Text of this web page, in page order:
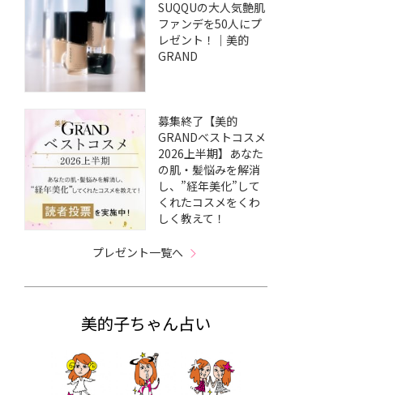
SUQQUの大人気艶肌
ファンデを50人にプ
レゼント！｜美的
GRAND
募集終了【美的
GRANDベストコスメ
2026上半期】あなた
の肌・髪悩みを解消
し、”経年美化”して
くれたコスメをくわ
しく教えて！
プレゼント一覧へ
美的子ちゃん占い